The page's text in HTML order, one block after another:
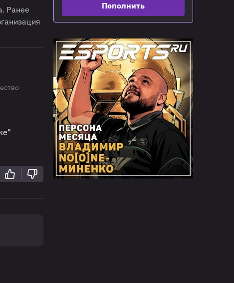
Ранее
Пополнить